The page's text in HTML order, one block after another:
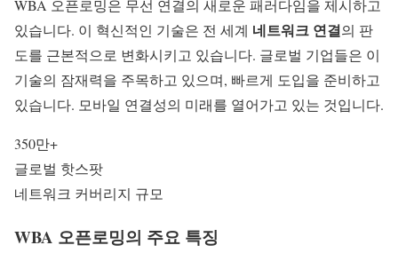
WBA 오픈로밍은 무선 연결의 새로운 패러다임을 제시하고
있습니다. 이 혁신적인 기술은 전 세계 네트워크 연결의 판
도를 근본적으로 변화시키고 있습니다. 글로벌 기업들은 이
기술의 잠재력을 주목하고 있으며, 빠르게 도입을 준비하고
있습니다. 모바일 연결성의 미래를 열어가고 있는 것입니다.
350만+
글로벌 핫스팟
네트워크 커버리지 규모
WBA 오픈로밍의 주요 특징